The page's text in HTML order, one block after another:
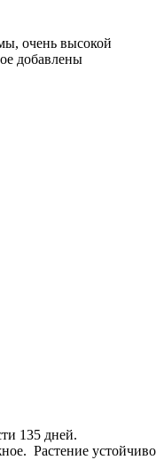
очень высокой
добавлены
135 дней.
Растение устойчиво